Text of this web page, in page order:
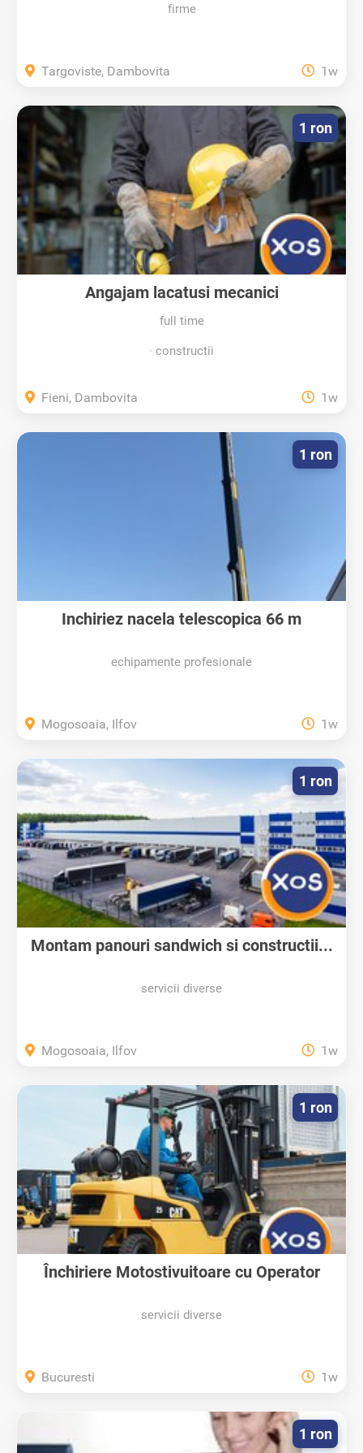
firme
Targoviste, Dambovita 1w
Angajam lacatusi mecanici
full time
constructii
1 ron
Fieni, Dambovita 1w
Inchiriez nacela telescopica 66 m
echipamente profesionale
1 ron
Mogosoaia, Ilfov 1w
Montam panouri sandwich si constructii...
servicii diverse
1 ron
Mogosoaia, Ilfov 1w
Închiriere Motostivuitoare cu Operator
servicii diverse
1 ron
Bucuresti 1w
1 ron